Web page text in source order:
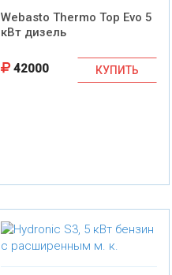
Webasto Thermo Top Evo 5
кВт дизель
42000 КУПИТЬ